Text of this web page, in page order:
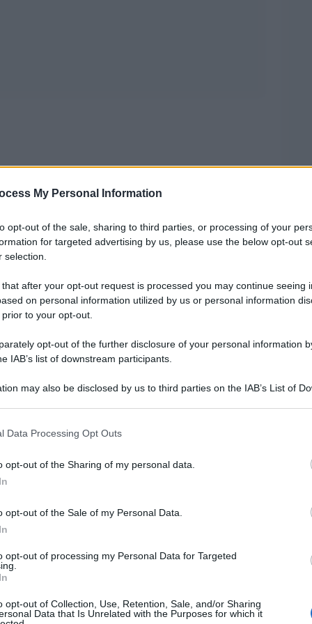
My Personal Information
opt-out of the sale, sharing to third parties, or processing of your
for targeted advertising by us, please use the below opt-out
selection.
that after your opt-out request is processed you may continue seeing
on personal information utilized by us or personal information
to your opt-out.
opt-out of the further disclosure of your personal information
IAB’s list of downstream participants.
may also be disclosed by us to third parties on the IAB’s List of
including but not limited to your visit or usage behaviour. You may click
to Google and its third-party tags to use your data for below specified
consent section.
Data Processing Opt Outs
opt-out of the Sharing of my personal data.
opt-out of the Sale of my Personal Data.
opt-out of processing my Personal Data for Targeted
opt-out of Collection, Use, Retention, Sale, and/or Sharing
Data that Is Unrelated with the Purposes for which it
il resto non è casuale. Vederlo trattato come
battuta su Claretta Petacci e il finto maiale
poche cose al mondo.
parte di un’orda di barbari che non conosce,
pretende di dare lezioni a uno che ha fatto cose
sempre a percorrere sentieri poco battuti, a
stravolgere con originalità e cultura, è una di
e gente che i mezzi per comprendere la satira
di più. La battuta (e dover spiegare la
un altro o perché la pena di morte fa schifo e
“il maiale era di Giorgia Meloni, le è
e l’ha chiamato Claretta Petacci”. Ora.
dire, molto banalmente, che il nome del
potrebbe essere il nome di un
di destra. La battuta beffeggiava la
Il
mai